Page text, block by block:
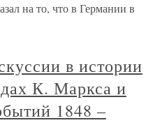
на то, что в Германии в
в истории
К. Маркса и
1848 –